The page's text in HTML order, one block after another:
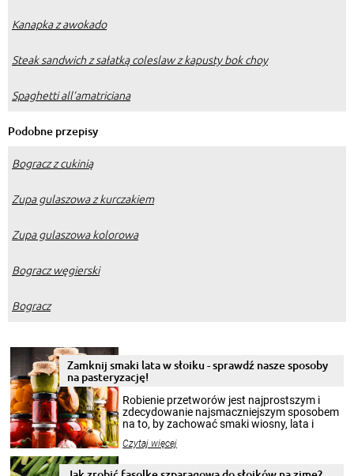
Kanapka z awokado
Steak sandwich z sałatką coleslaw z kapusty bok choy
Spaghetti all’amatriciana
Podobne przepisy
Bogracz z cukinią
Zupa gulaszowa z kurczakiem
Zupa gulaszowa kolorowa
Bogracz węgierski
Bogracz
Zamknij smaki lata w słoiku - sprawdź nasze sposoby
na pasteryzację!
Robienie przetworów jest najprostszym i
zdecydowanie najsmaczniejszym sposobem
na to, by zachować smaki wiosny, lata i
krajobrazów, by cieszyć nimi oko w sezonie
pełni poczuć atmosferę cieplejszych
Czytaj więcej